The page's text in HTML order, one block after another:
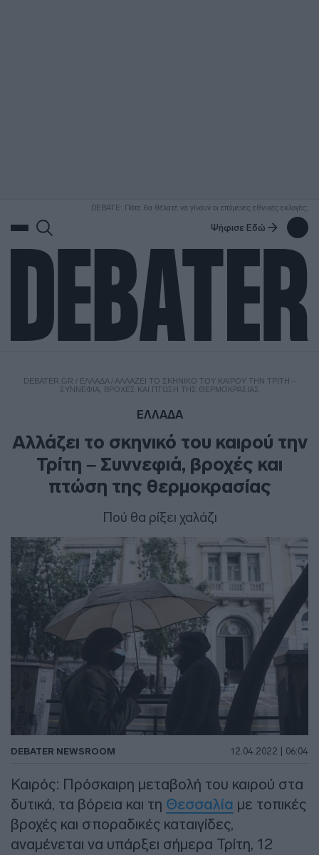
DEBATE: Πότε θα θέλατε να γίνουν οι επόμενες εθνικές εκλογές;
Ψήφισε Εδώ
DEBATER.GR / ΕΛΛΑΔΑ/ ΑΛΛΆΖΕΙ ΤΟ ΣΚΗΝΙΚΌ ΤΟΥ ΚΑΙΡΟΎ ΤΗΝ ΤΡΊΤΗ –
ΣΥΝΝΕΦΙΆ, ΒΡΟΧΈΣ ΚΑΙ ΠΤΏΣΗ ΤΗΣ ΘΕΡΜΟΚΡΑΣΊΑΣ
ΕΛΛΑΔΑ
Αλλάζει το σκηνικό του καιρού την
Τρίτη – Συννεφιά, βροχές και
πτώση της θερμοκρασίας
Πού θα ρίξει χαλάζι
DEBATER NEWSROOM 12.04.2022 | 06:04
Καιρός: Πρόσκαιρη μεταβολή του καιρού στα
δυτικά, τα βόρεια και τη Θεσσαλία με τοπικές
βροχές και σποραδικές καταιγίδες,
αναμένεται να υπάρξει σήμερα Τρίτη, 12